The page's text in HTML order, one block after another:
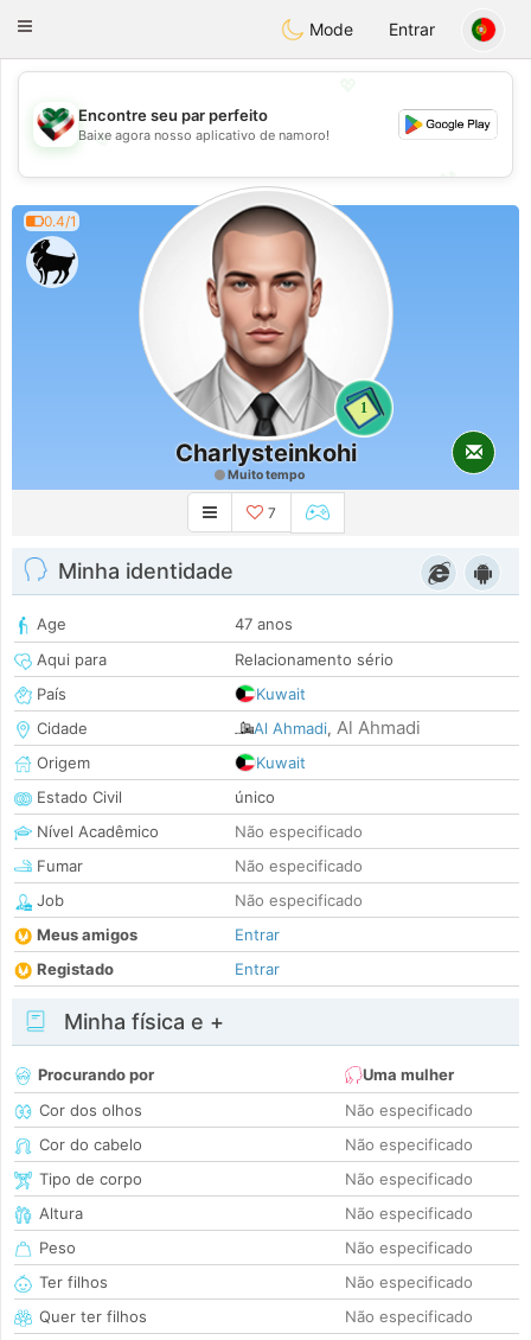
KuwaitChat
Toggle
Mode Entrar
💖
💕
💕
Encontre seu par perfeito
Baixe agora nosso aplicativo de namoro!
0.4/1
1
Charlysteinkohi
Muito tempo
7
Minha identidade
Age
47 anos
Aqui para
Relacionamento sério
País
Kuwait
Cidade
Al Ahmadi, Al Ahmadi
Origem
Kuwait
Estado Civil
único
Nível Acadêmico
Não especificado
Fumar
Não especificado
Job
Não especificado
Meus amigos
Entrar
Registado
Entrar
Minha física e +
Procurando por
Uma mulher
Cor dos olhos
Não especificado
Cor do cabelo
Não especificado
Tipo de corpo
Não especificado
Altura
Não especificado
Peso
Não especificado
Ter filhos
Não especificado
Quer ter filhos
Não especificado